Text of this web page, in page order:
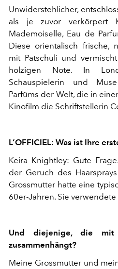
Unwiderstehlicher,
als je zuvor verkörpert
Mademoiselle, Eau de
Diese orientalisch frische,
mit Patschuli und
holzigen Note. In
Schauspielerin und
Parfüms der Welt, die in
Kinofilm die Schriftstellerin
L’OFFICIEL: Was ist Ihre
Keira Knightley: Gute
der Geruch des
Grossmutter hatte eine
60er-Jahren. Sie
Und diejenige, die mit
zusammenhängt?
Meine Grossmutter und